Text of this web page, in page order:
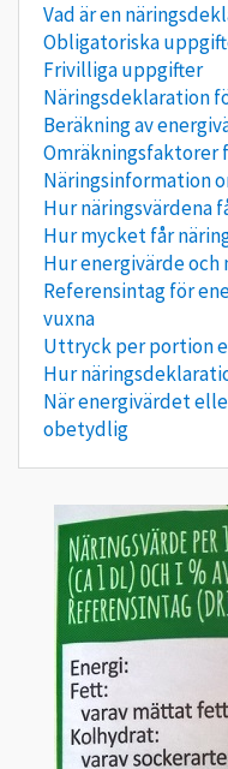
Vad är en
Obligatoriska
Frivilliga uppgifter
Näringsdeklaration
Beräkning av
Omräkningsfaktorer
Näringsinformation
Hur näringsvärdena
Hur mycket får
Hur energivärde och
Referensintag för
vuxna
Uttryck per portion
Hur
När energivärdet
obetydlig